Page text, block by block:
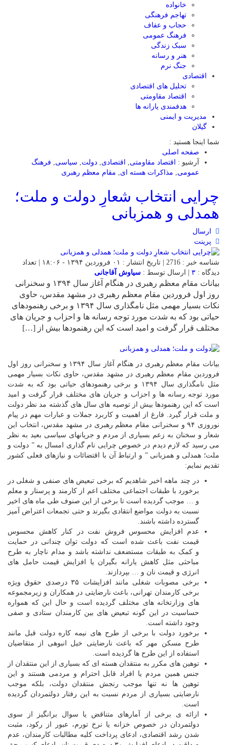
خانواده
تهاجم فرهنگی
حجاب و عفاف
فرهنگ عمومی
سبک زندگی
هنر و رسانه
جنگ نرم
اقتصادی
تحلیل های اقتصادی
اقتصاد مقاومتی
هدفمندی یارانه ها
مدیریت و ایمنی
گیلان
شما اینجا هستید :
صفحه اصلی
آرشیو :
اقتصاد مقاومتی اقتصادی دولت سیاسی
فرهنگ
عمومی
مذاکرات هسته ای مقام معظم رهبری
چرایی انتخاب شعارِ دولت و ملت؛
همدلی و همزبانی
ارسال
پرینت
شناسه خبر : 2716 | تاریخ انتشار : ۰۱ فروردین ۱۳۹۴ - ۱۸:۰۶ | تعداد
دیدگاه : ۳ | ارسال توسط : سیاوش آقاجانی
بیانات مقام معظم رهبری در هنگام آغاز سال ۱۳۹۴ و سخنرانی
روز اول فروردین مقام معظم رهبری در مشهد مقدس، حاوی
نکات بسیار مهمی مثل نامگذاری سال ۱۳۹۴ و برخی رهنمودهای
حیاتی بود که به شدت مورد توجه رسانه ها و احزاب و جریان های
مختلف قرار گرفت و امید است که این رهنمودها بیش از […]
بیانات مقام معظم رهبری در هنگام آغاز سال ۱۳۹۴ و سخنرانی روز اول
فروردین مقام معظم رهبری در مشهد مقدس، حاوی نکات بسیار مهمی
مثل نامگذاری سال ۱۳۹۴ و برخی رهنمودهای حیاتی بود که به شدت
مورد توجه رسانه ها و احزاب و جریان های مختلف قرار گرفت و امید
است که این رهنمودها بیش از توصیه های سال های گذشته مد نظر دولت
و ملت قرار گیرد. فارغ از اهمیت و کاربرد جملات و عبارات مهم در پیام
نوروزی ۹۴ و سخنرانی مقام معظم رهبری در مشهد مقدس، انتخاب این
شعار و سخنان به زعم بسیاری از مردم و جریانهای سیاسی بعید به نظر
می رسید که لازم دیدم در خصوص چرایی نام گذاری امسال به ” دولت و
ملت؛ همدلی و همزبانی ” و ارتباط آن با اقتضائات و نیازهای فعلی کشور
تقدیم نمایم:
در چند ماهه اخیر شاهدیم که برخی تبعیض های صنفی و شغلی در
برخورد با طبقات اجتماعی مختلف اعم از کارمند و پرستار و معلم
و … موجب گردیده است تا برخی از این صنوف طی ماه های اخیر
نسبت به دولت مواضع انتقادی بگیرند و حتی تجمعات اعتراض آمیز
گسترده داشته باشند.
عدم افزایش محسوس فروش نفت در کنار کاهش محسوس
قیمت نفت باعث شده است که دولت توان چندانی در حمایت
و کمک به طبقات مستضعف نداشته باشد و مدام ناچار به طرح
مباحثی مثل کاهش یارانه بگیران یا افزایش قیمت حامل های
انرژی و قیمت نان و … بپردازند.
برخی مصوبات شغلی مانند افزایشات ۳۵ درصدی حقوق ویژه
برخی کارمندان تهرانی، باعث نارضایتی در همکاران و زیرمجموعه
های وزارتخانه های مختلف گردیده است و حال این که همواره
حساسیت در این گونه تبعیض های بین کارمندان ستادی و صفی
وجود داشته است.
برخورد دولت با برخی از طرح های نیمه کاره دولت قبل مانند
طرح مسکن مهر که باعث نارضایتی خیل انبوهی از متقاضیان
استفاده از این طرح ها گردیده است.
توهین های مکرر به منتقدان هسته ای که بسیاری از این منتقدان از
جنس همین مردم یا افراد قابل احترام و مردمی هستند و این
توهین ها نه تنها موجب رنجش منتقدان دولت، بلکه موجب
نارضایتی بسیاری از مردم نسبت به این رفتار دولتمردان گردیده
است.
ارائه ی برخی از آمارهای متناقض یا سوال برانگیز از سوی
دولتمردان در خصوص خزانه یا نرخ تورم، عبور از رکود، مثبت
شدن رشد اقتصادی، ادعای پرداخت کلیه مطالبات کارمندان، عدم